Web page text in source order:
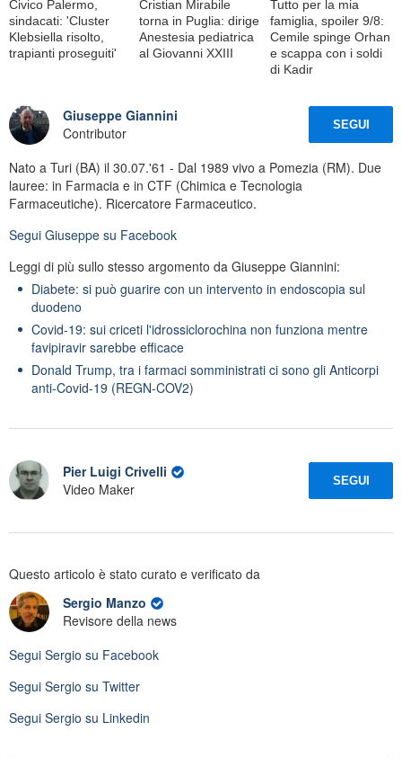
Civico Palermo,
sindacati: 'Cluster
Klebsiella risolto,
trapianti proseguiti'
Cristian Mirabile
torna in Puglia: dirige
Anestesia pediatrica
al Giovanni XXIII
Tutto per la mia
famiglia, spoiler 9/8:
Cemile spinge Orhan
e scappa con i soldi
di Kadir
Giuseppe Giannini
Contributor
SEGUI
Nato a Turi (BA) il 30.07.'61 - Dal 1989 vivo a Pomezia (RM). Due
lauree: in Farmacia e in CTF (Chimica e Tecnologia
Farmaceutiche). Ricercatore Farmaceutico.
Segui Giuseppe su Facebook
Leggi di più sullo stesso argomento da Giuseppe Giannini:
Diabete: si può guarire con un intervento in endoscopia sul
duodeno
Covid-19: sui criceti l'idrossiclorochina non funziona mentre
favipiravir sarebbe efficace
Donald Trump, tra i farmaci somministrati ci sono gli Anticorpi
anti-Covid-19 (REGN-COV2)
Pier Luigi Crivelli
Video Maker
SEGUI
Questo articolo è stato curato e verificato da
Sergio Manzo
Revisore della news
Segui Sergio su Facebook
Segui Sergio su Twitter
Segui Sergio su Linkedin